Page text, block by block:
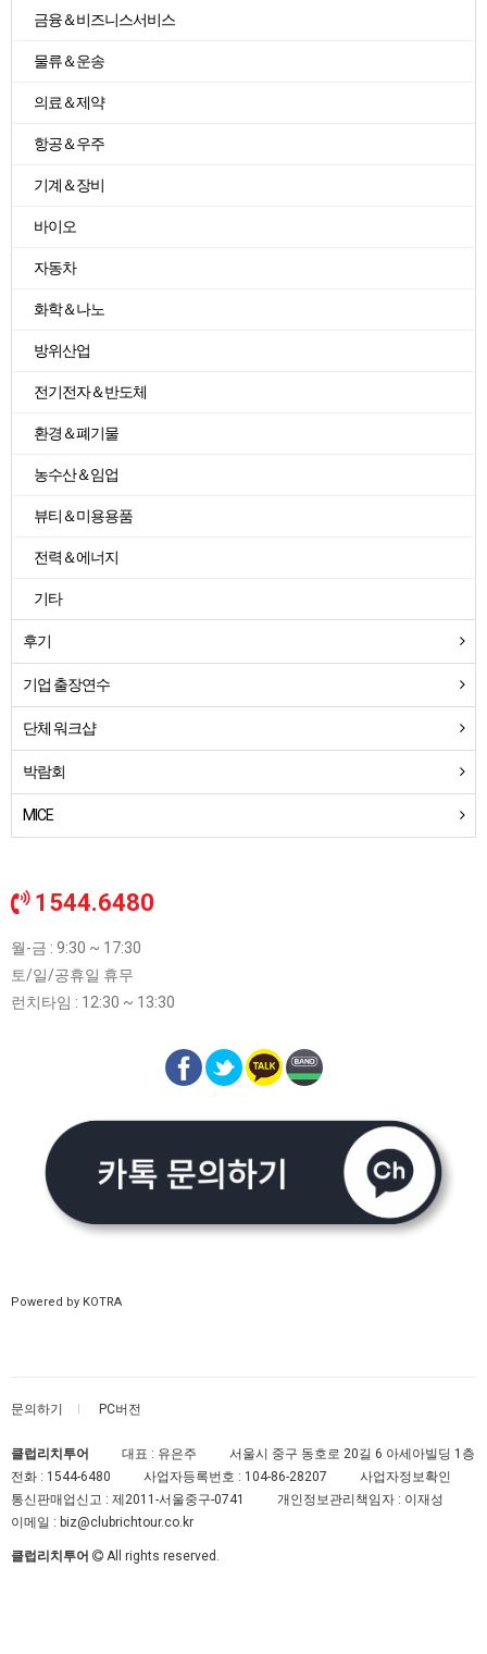
금융＆비즈니스서비스
물류＆운송
의료＆제약
항공＆우주
기계＆장비
바이오
자동차
화학＆나노
방위산업
전기전자＆반도체
환경＆폐기물
농수산＆임업
뷰티＆미용용품
전력＆에너지
기타
후기
기업 출장연수
단체 워크샵
박람회
MICE
1544.6480
월-금 : 9:30 ~ 17:30
토/일/공휴일 휴무
런치타임 : 12:30 ~ 13:30
Powered by KOTRA
문의하기 PC버전
클럽리치투어 대표 : 유은주
서울시 중구 동호로 20길 6 아세아빌딩 1층
전화 : 1544-6480 사업자등록번호 : 104-86-28207
사업자정보확인
통신판매업신고 : 제2011-서울중구-0741
개인정보관리책임자 : 이재성
이메일 : biz@clubrichtour.co.kr
클럽리치투어 All rights reserved.